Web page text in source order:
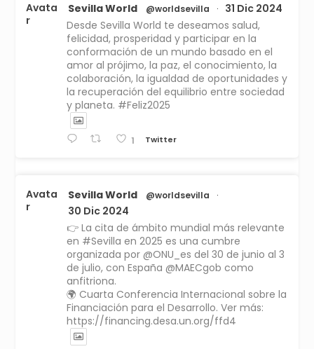
Avata
r
Sevilla World @worldsevilla ·
31 Dic 2024
Desde Sevilla World te deseamos salud,
felicidad, prosperidad y participar en la
conformación de un mundo basado en el
amor al prójimo, la paz, el conocimiento, la
colaboración, la igualdad de oportunidades y
la recuperación del equilibrio entre sociedad
y planeta. #Feliz2025
1 Twitter
Avata
r
Sevilla World @worldsevilla ·
30 Dic 2024
👉 La cita de ámbito mundial más relevante
en #Sevilla en 2025 es una cumbre
organizada por @ONU_es del 30 de junio al 3
de julio, con España @MAECgob como
anfitriona.
🌍 Cuarta Conferencia Internacional sobre la
Financiación para el Desarrollo. Ver más:
https://financing.desa.un.org/ffd4